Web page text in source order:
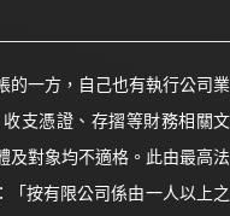
的一方，自己也有執行公司業
支憑證、存摺等財務相關文
及對象均不適格。此由最高法
「按有限公司係由一人以上之